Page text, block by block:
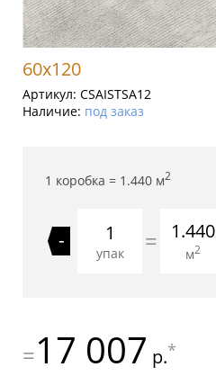
60x120
Артикул: CSAISTSA12
Наличие: под заказ
1 коробка = 1.440 м2
-
упак = 1.440
м2
=17 007 р.*